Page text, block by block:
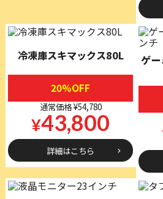
冷凍庫スキマックス80L
20%OFF
通常価格 ¥54,780
¥43,800
詳細はこちら
ゲ